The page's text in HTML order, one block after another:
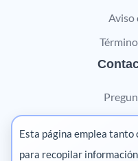
Aviso
Esta página emplea tanto
para recopilar